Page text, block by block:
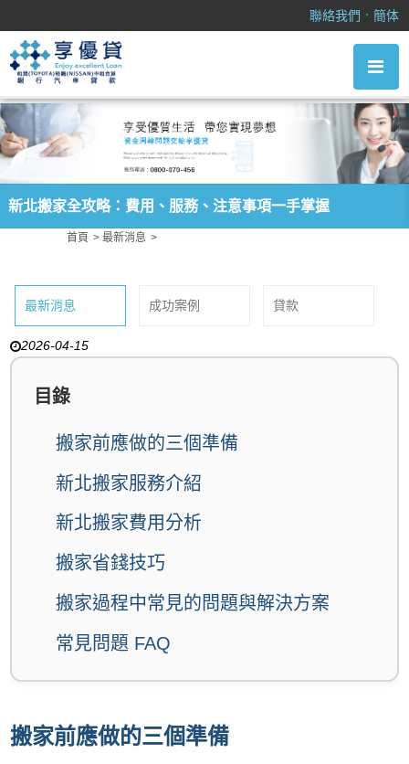
聯絡我們 ． 簡体
新北搬家全攻略：費用、服務、注意事項一手掌握
首頁 最新消息
最新消息 成功案例 貸款
2026-04-15
目錄
搬家前應做的三個準備
新北搬家服務介紹
新北搬家費用分析
搬家省錢技巧
搬家過程中常見的問題與解決方案
常見問題 FAQ
搬家前應做的三個準備